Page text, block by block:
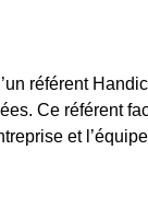
référent
Ce référent
et